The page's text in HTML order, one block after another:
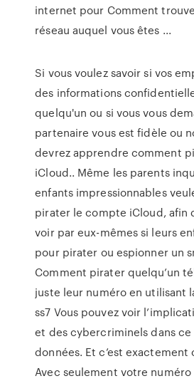
internet pour Comment
réseau auquel vous êtes ...
Si vous voulez savoir si vos
des informations
quelqu'un ou si vous vous
partenaire vous est fidèle ou
devrez apprendre comment
iCloud.. Même les parents
enfants impressionnables
pirater le compte iCloud, afin
voir par eux-mêmes si leurs
pour pirater ou espionner un
Comment pirater quelqu’un
juste leur numéro en utilisant
ss7 Vous pouvez voir
et des cybercriminels dans
données. Et c’est exactement
Avec seulement votre